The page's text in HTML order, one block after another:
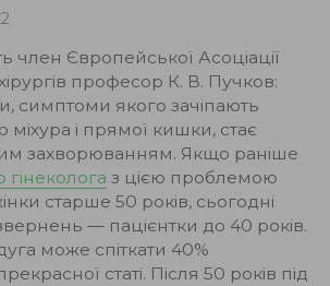
член Європейської Асоціації
професор К. В. Пучков:
симптоми якого зачіпають
міхура і прямої кишки, стає
захворюванням. Якщо раніше
гінеколога з цією проблемою
старше 50 років, сьогодні
— пацієнтки до 40 років.
може спіткати 40%
статі. Після 50 років під